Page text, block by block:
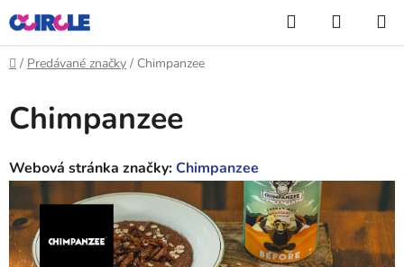
Prejsť
na
obsah
Hľadať
KOŠÍK
Domov
/ Predávané značky / Chimpanzee
Chimpanzee
Webová stránka značky:Chimpanzee